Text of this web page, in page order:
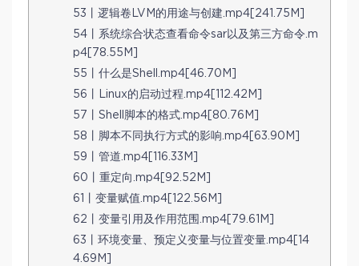
53丨逻辑卷LVM的用途与创建.mp4[241.75M]
54丨系统综合状态查看命令sar以及第三方命令.m
p4[78.55M]
55丨什么是Shell.mp4[46.70M]
56丨Linux的启动过程.mp4[112.42M]
57丨Shell脚本的格式.mp4[80.76M]
58丨脚本不同执行方式的影响.mp4[63.90M]
59丨管道.mp4[116.33M]
60丨重定向.mp4[92.52M]
61丨变量赋值.mp4[122.56M]
62丨变量引用及作用范围.mp4[79.61M]
63丨环境变量、预定义变量与位置变量.mp4[14
4.69M]